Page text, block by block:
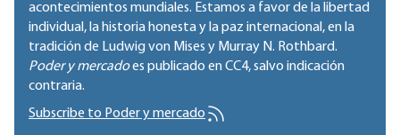
acontecimientos mundiales. Estamos a favor de la libertad
individual, la historia honesta y la paz internacional, en la
tradición de Ludwig von Mises y Murray N. Rothbard.
Poder y mercadoes publicado enCC4, salvo indicación
contraria.
Subscribe to Poder y mercado